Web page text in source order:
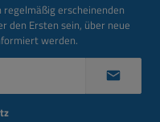
erscheinenden
den Ersten sein, über neue
werden.